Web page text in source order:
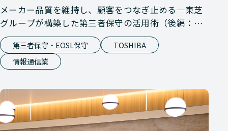
メーカー品質を維持し、顧客をつなぎ止める―東芝
グループが構築した第三者保守の活用術（後編：第
三者保守サービス）
第三者保守・EOSL保守
TOSHIBA
情報通信業